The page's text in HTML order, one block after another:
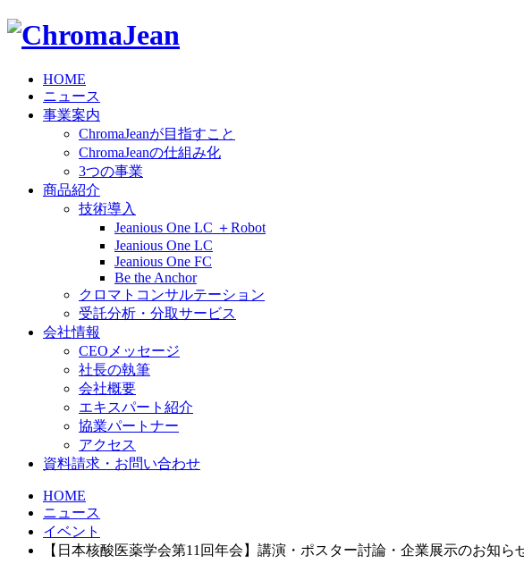
HOME
ニュース
事業案内
ChromaJeanが目指すこと
ChromaJeanの仕組み化
3つの事業
商品紹介
技術導入
Jeanious One LC ＋Robot
Jeanious One LC
Jeanious One FC
Be the Anchor
クロマトコンサルテーション
受託分析・分取サービス
会社情報
CEOメッセージ
社長の執筆
会社概要
エキスパート紹介
協業パートナー
アクセス
資料請求・お問い合わせ
HOME
ニュース
イベント
【日本核酸医薬学会第11回年会】講演・ポスター討論・企業展示のお知ら